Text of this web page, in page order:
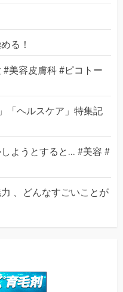
る！
#美容皮膚科 #ピコトー
ヘルスケア」特集記
ようとすると... #美容 #
、どんなすごいことが